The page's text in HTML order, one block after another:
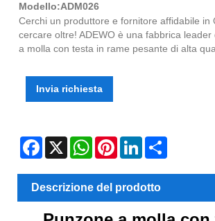
Modello:ADM026
Cerchi un produttore e fornitore affidabile in
cercare oltre! ADEWO è una fabbrica
a molla con testa in rame pesante di alta
Invia richiesta
Facebook
X WhatsAppPinterestLinkedIn
Descrizione del prodotto